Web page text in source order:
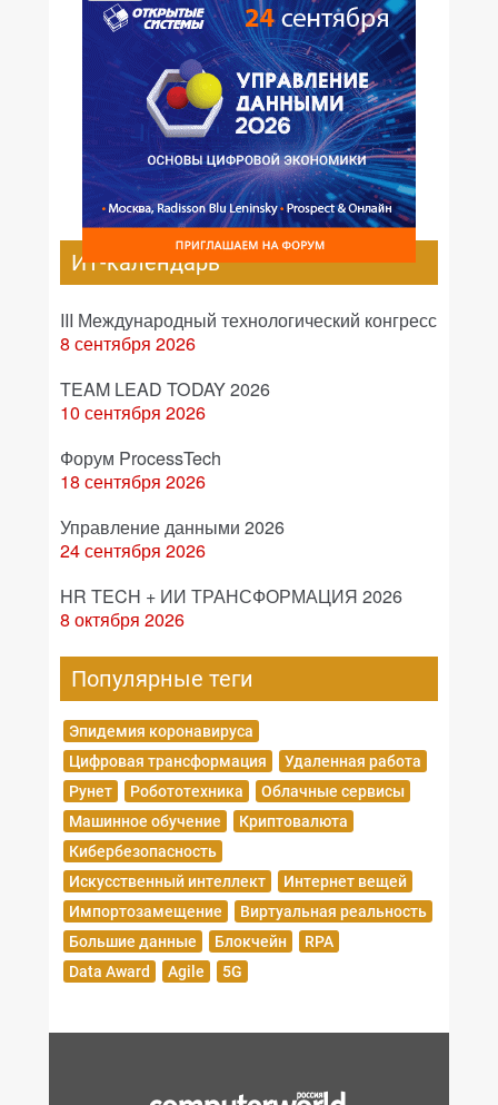
ИТ-календарь
III Международный технологический конгресс
8 сентября 2026
TEAM LEAD TODAY 2026
10 сентября 2026
Форум ProcessTech
18 сентября 2026
Управление данными 2026
24 сентября 2026
HR TECH + ИИ ТРАНСФОРМАЦИЯ 2026
8 октября 2026
Популярные теги
Эпидемия коронавируса
Цифровая трансформация
Удаленная работа
Рунет
Робототехника
Облачные сервисы
Машинное обучение
Криптовалюта
Кибербезопасность
Искусственный интеллект
Интернет вещей
Импортозамещение
Виртуальная реальность
Большие данные
Блокчейн
RPA
Data Award
Agile 5G